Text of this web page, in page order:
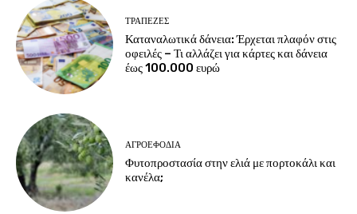
ΤΡΆΠΕΖΕΣ
Καταναλωτικά δάνεια: Έρχεται πλαφόν στις
οφειλές – Τι αλλάζει για κάρτες και δάνεια
έως 100.000 ευρώ
ΑΓΡΟΕΦΌΔΙΑ
Φυτοπροστασία στην ελιά με πορτοκάλι και
κανέλα;